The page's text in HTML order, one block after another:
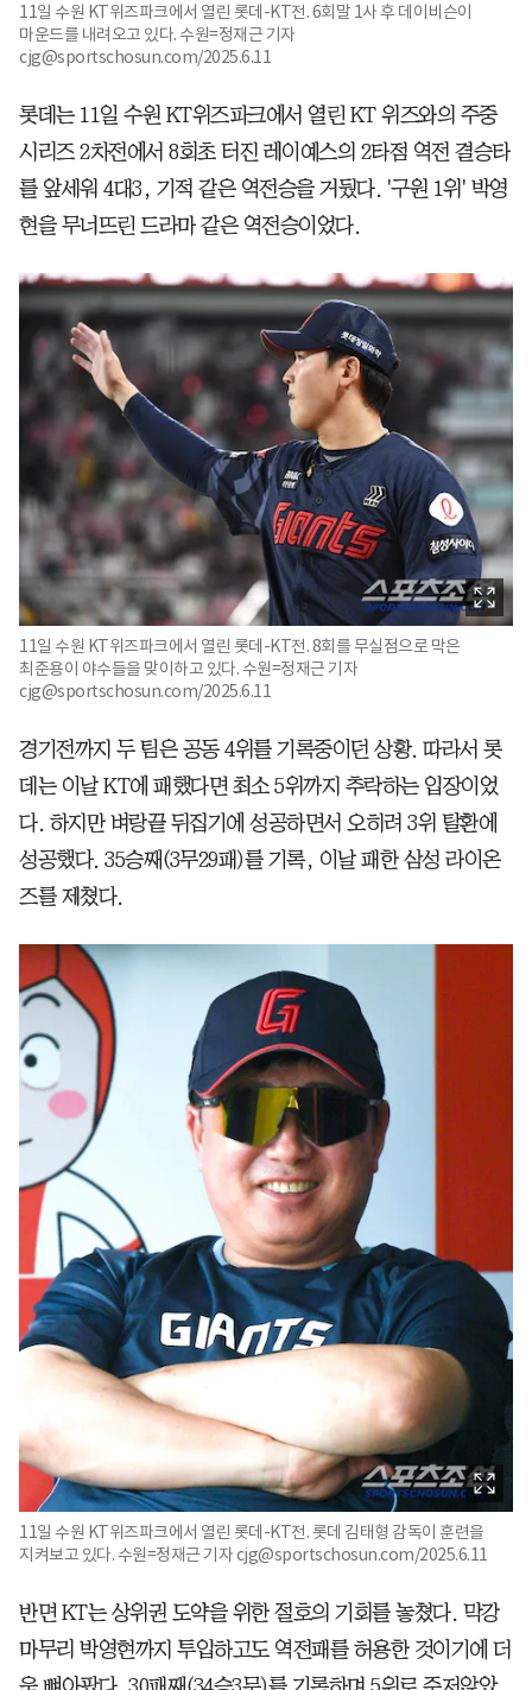
11일 수원 KT위즈파크에서 열린 롯데-KT전. 6회말 1사 후 데이비슨이
마운드를 내려오고 있다. 수원=정재근 기자
cjg@sportschosun.com/2025.6.11
롯데는 11일 수원 KT위즈파크에서 열린 KT 위즈와의 주중
시리즈 2차전에서 8회초 터진 레이예스의 2타점 역전 결승타
를 앞세워 4대3, 기적 같은 역전승을 거뒀다. '구원 1위' 박영
현을 무너뜨린 드라마 같은 역전승이었다.
11일 수원 KT위즈파크에서 열린 롯데-KT전. 8회를 무실점으로 막은
최준용이 야수들을 맞이하고 있다. 수원=정재근 기자
cjg@sportschosun.com/2025.6.11
경기전까지 두 팀은 공동 4위를 기록중이던 상황. 따라서 롯
데는 이날 KT에 패했다면 최소 5위까지 추락하는 입장이었
다. 하지만 벼랑끝 뒤집기에 성공하면서 오히려 3위 탈환에
성공했다. 35승째(3무29패)를 기록, 이날 패한 삼성 라이온
즈를 제쳤다.
11일 수원 KT위즈파크에서 열린 롯데-KT전. 롯데 김태형 감독이 훈련을
지켜보고 있다. 수원=정재근 기자 cjg@sportschosun.com/2025.6.11
반면 KT는 상위권 도약을 위한 절호의 기회를 놓쳤다. 막강
마무리 박영현까지 투입하고도 역전패를 허용한 것이기에 더